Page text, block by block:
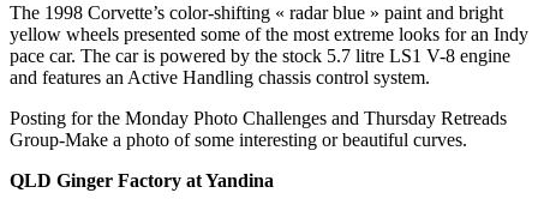
The 1998 Corvette’s color-shifting « radar blue » paint and bright
yellow wheels presented some of the most extreme looks for an Indy
pace car. The car is powered by the stock 5.7 litre LS1 V-8 engine
and features an Active Handling chassis control system.
Posting for the Monday Photo Challenges and Thursday Retreads
Group-Make a photo of some interesting or beautiful curves.
QLD Ginger Factory at Yandina